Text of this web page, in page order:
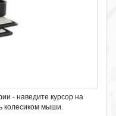
- наведите курсор на
колесиком мыши.